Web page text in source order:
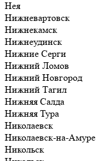
Нея
Нижневартовск
Нижнекамск
Нижнеудинск
Нижние Серги
Нижний Ломов
Нижний Новгород
Нижний Тагил
Нижняя Салда
Нижняя Тура
Николаевск
Николаевск-на-Амуре
Никольск